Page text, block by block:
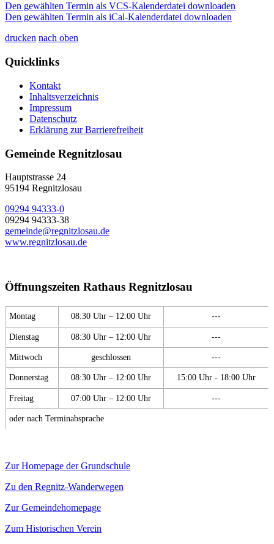
Den gewählten Termin als VCS-Kalenderdatei downloaden
Den gewählten Termin als iCal-Kalenderdatei downloaden
drucken nach oben
Quicklinks
Kontakt
Inhaltsverzeichnis
Impressum
Datenschutz
Erklärung zur Barrierefreiheit
Gemeinde Regnitzlosau
Hauptstrasse 24
95194 Regnitzlosau
09294 94333-0
09294 94333-38
gemeinde@regnitzlosau.de
www.regnitzlosau.de
Öffnungszeiten Rathaus Regnitzlosau
Montag 08:30 Uhr – 12:00 Uhr ---
Dienstag 08:30 Uhr – 12:00 Uhr ---
Mittwoch geschlossen ---
Donnerstag 08:30 Uhr – 12:00 Uhr 15:00 Uhr - 18:00 Uhr
Freitag 07:00 Uhr – 12:00 Uhr ---
oder nach Terminabsprache
Zur Homepage der Grundschule
Zu den Regnitz-Wanderwegen
Zur Gemeindehomepage
Zum Historischen Verein